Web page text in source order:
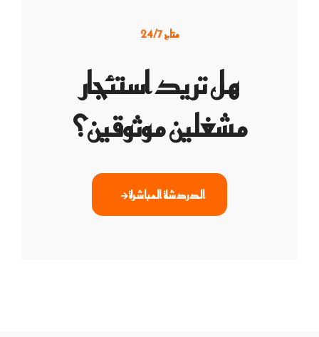
متاح 24/7
هل تريد استئجار
مشغلين موثوقين؟
الدردشة المباشرة